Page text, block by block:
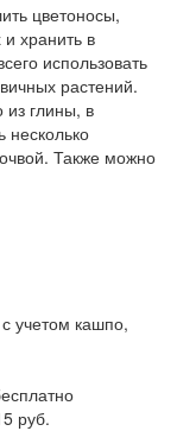
цветоносы,
хранить в
использовать
растений.
из глины, в
несколько
Также можно
учетом кашпо,
руб.